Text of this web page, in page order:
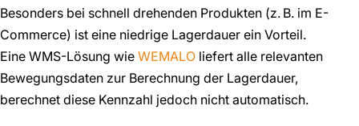
Besonders bei schnell drehenden Produkten (z. B. im E-
Commerce) ist eine niedrige Lagerdauer ein Vorteil.
Eine WMS-Lösung wie WEMALO liefert alle relevanten
Bewegungsdaten zur Berechnung der Lagerdauer,
berechnet diese Kennzahl jedoch nicht automatisch.